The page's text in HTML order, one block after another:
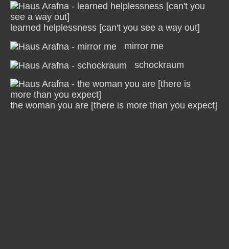
learned helplessness [can't you see a way out]
mirror me
schockraum
the woman you are [there is more than you expect]